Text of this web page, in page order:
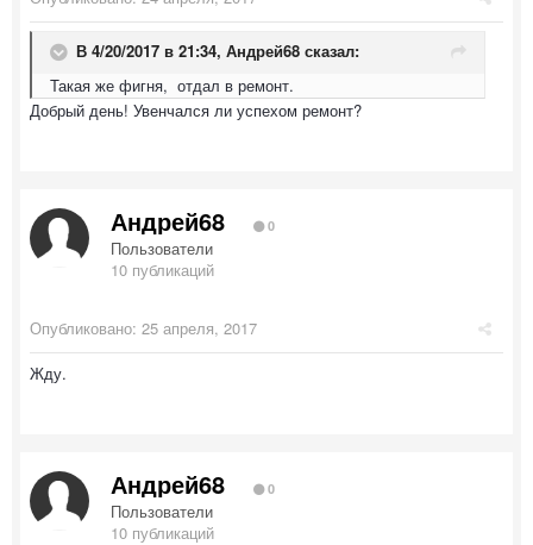
В 4/20/2017 в 21:34, Андрей68 сказал:
Такая же фигня, отдал в ремонт.
Добрый день! Увенчался ли успехом ремонт?
Андрей68 0
Пользователи
10 публикаций
Опубликовано: 25 апреля, 2017
Жду.
Андрей68 0
Пользователи
10 публикаций